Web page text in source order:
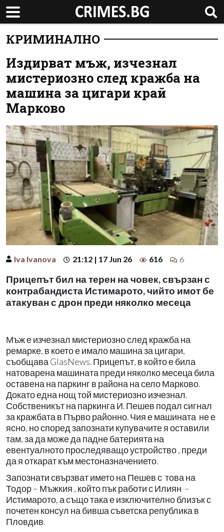
КРИМИНАЛНО
Издирват мъж, изчезнал
мистериозно след кражба на
машина за цигари край
Марково
Iva Ivanova 21:12 | 17 Jun 26 616 6
Прицепът бил на терен на човек, свързан с
контрабандиста Истимарото, чийто имот бе
атакуван с дрон преди няколко месеца
Мъж е изчезнал мистериозно след кражба на
ремарке, в което е имало машина за цигари,
съобщава GlasNews. Прицепът, в който е била
натоварена машината преди няколко месеца била
оставена на паркинг в района на село Марково.
Докато една нощ той мистериозно изчезнал.
Собственикът на паркинга И. Пешев подал сигнал
за кражбата в Първо районно. Чия е машината не е
ясно, но според запознати купувачите я оставили
там, за да може да падне батерията на
евентуалното проследяващо устройство , преди
да я откарат към местоназначението.
Запознати свързват името на Пешев с това на
Тодор – Мъжкия , който пък работи с Илиян –
Истимарото, а също така е изключително близък с
почетен консул на бивша съветска република в
Пловдив.